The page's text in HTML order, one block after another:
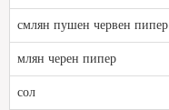
смлян пушен червен пипер
млян черен пипер
сол